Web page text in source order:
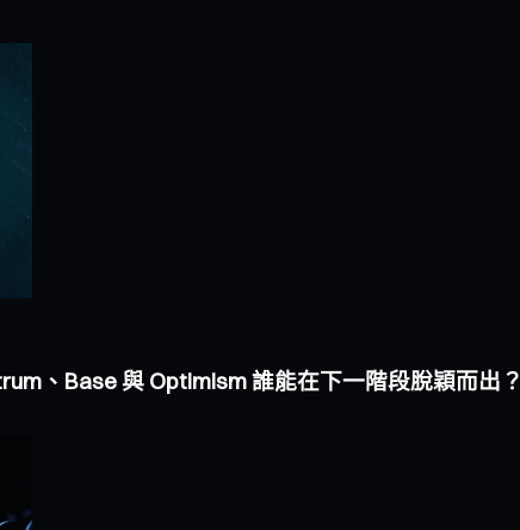
、Base 與 Optimism 誰能在下一階段脫穎而出？